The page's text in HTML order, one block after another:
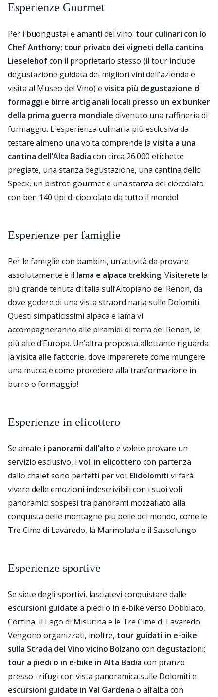
Esperienze Gourmet
Per i buongustai e amanti del vino: tour culinari con lo
Chef Anthony; tour privato dei vigneti della cantina
Lieselehofcon il proprietario stesso (il tour include
degustazione guidata dei migliori vini dell'azienda e
visita al Museo del Vino) e visita più degustazione di
formaggi e birre artigianali locali presso un ex bunker
della prima guerra mondiale divenuto una raffineria di
formaggio. L'esperienza culinaria più esclusiva da
testare almeno una volta comprende la visita a una
cantina dell’Alta Badia con circa 26.000 etichette
pregiate, una stanza degustazione, una cantina dello
Speck, un bistrot-gourmet e una stanza del cioccolato
con ben 140 tipi di cioccolato da tutto il mondo!
Esperienze per famiglie
Per le famiglie con bambini, un’attività da provare
assolutamente è il lama e alpaca trekking. Visiterete la
più grande tenuta d’Italia sull’Altopiano del Renon, da
dove godere di una vista straordinaria sulle Dolomiti.
Questi simpaticissimi alpaca e lama vi
accompagneranno alle piramidi di terra del Renon, le
più alte d’Europa. Un’altra proposta allettante riguarda
la visita alle fattorie, dove imparerete come mungere
una mucca e come procedere alla trasformazione in
burro o formaggio!
Esperienze in elicottero
Se amate i panorami dall’alto e volete provare un
servizio esclusivo, i voli in elicottero con partenza
dallo chalet sono perfetti per voi. Elidolomiti vi farà
vivere delle emozioni indescrivibili con i suoi voli
panoramici sospesi tra panorami mozzafiato alla
conquista delle montagne più belle del mondo, come le
Tre Cime di Lavaredo, la Marmolada e il Sassolungo.
Esperienze sportive
Se siete degli sportivi, lasciatevi conquistare dalle
escursioni guidate a piedi o in e-bike verso Dobbiaco,
Cortina, il Lago di Misurina e le Tre Cime di Lavaredo.
Vengono organizzati, inoltre, tour guidati in e-bike
sulla Strada del Vino vicino Bolzano con degustazioni;
tour a piedi o in e-bike in Alta Badia con pranzo
presso i rifugi con vista panoramica sulle Dolomiti e
escursioni guidate in Val Gardena o all’alba con